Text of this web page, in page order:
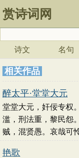
赏诗词网
诗文 名句
相关作品
醉太平·堂堂大元
堂堂大元，奸佞专权
滥，刑法重，黎民怨
贼，混贤愚。哀哉可
艳歌